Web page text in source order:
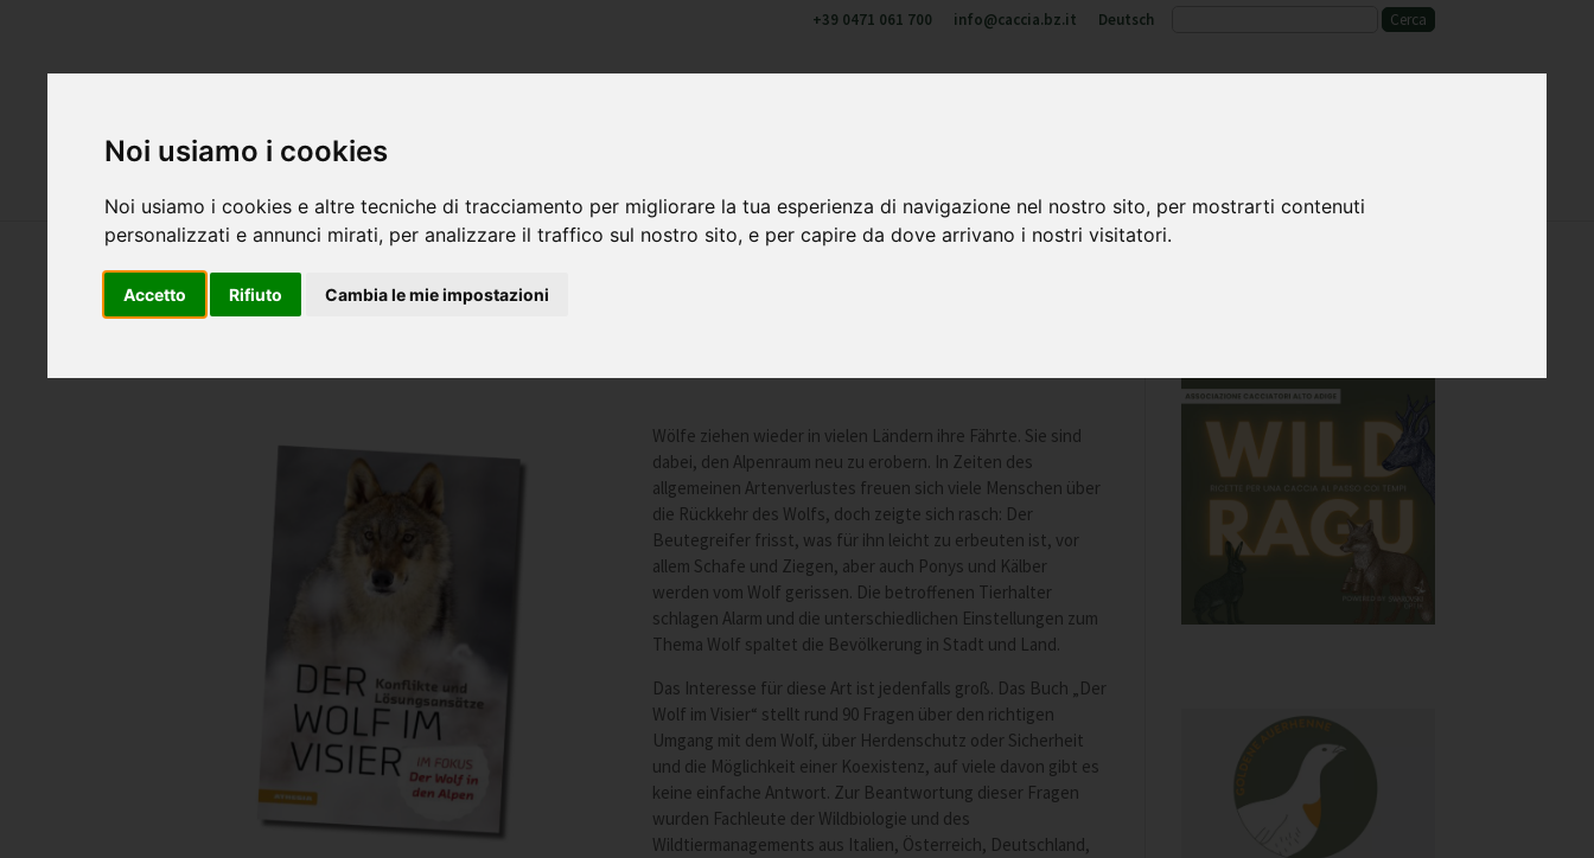
Noi usiamo i cookies
Noi usiamo i cookies e altre tecniche di tracciamento per migliorare la tua esperienza di navigazione nel nostro sito, per mostrarti contenuti
personalizzati e annunci mirati, per analizzare il traffico sul nostro sito, e per capire da dove arrivano i nostri visitatori.
Accetto Rifiuto Cambia le mie impostazioni
+39 0471 061 700 info@caccia.bz.it Deutsch
Wölfe ziehen wieder in vielen Ländern ihre Fährte. Sie sind
dabei, den Alpenraum neu zu erobern. In Zeiten des
allgemeinen Artenverlustes freuen sich viele Menschen über
die Rückkehr des Wolfs, doch zeigte sich rasch: Der
Beutegreifer frisst, was für ihn leicht zu erbeuten ist, vor
allem Schafe und Ziegen, aber auch Ponys und Kälber
werden vom Wolf gerissen. Die betroffenen Tierhalter
schlagen Alarm und die unterschiedlichen Einstellungen zum
Thema Wolf spaltet die Bevölkerung in Stadt und Land.
Das Interesse für diese Art ist jedenfalls groß. Das Buch „Der
Wolf im Visier“ stellt rund 90 Fragen über den richtigen
Umgang mit dem Wolf, über Herdenschutz oder Sicherheit
und die Möglichkeit einer Koexistenz, auf viele davon gibt es
keine einfache Antwort. Zur Beantwortung dieser Fragen
wurden Fachleute der Wildbiologie und des
Wildtiermanagements aus Italien, Österreich, Deutschland,